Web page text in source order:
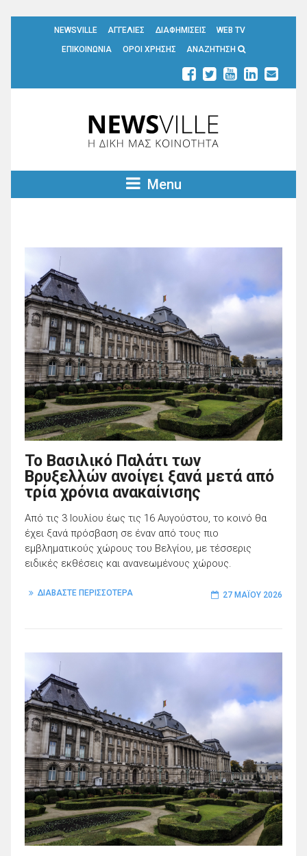
NEWSVILLE ΑΓΓΕΛΙΕΣ ΔΙΑΦΗΜΙΣΕΙΣ
WEB TV
ΕΠΙΚΟΙΝΩΝΙΑ
ΟΡΟΙ ΧΡΗΣΗΣ ΑΝΑΖΗΤΗΣΗ
Menu
Το Βασιλικό Παλάτι των
Βρυξελλών ανοίγει ξανά μετά από
τρία χρόνια ανακαίνισης
Από τις 3 Ιουλίου έως τις 16 Αυγούστου, το κοινό θα
έχει ξανά πρόσβαση σε έναν από τους πιο
εμβληματικούς χώρους του Βελγίου, με τέσσερις
ειδικές εκθέσεις και ανανεωμένους χώρους.
ΔΙΑΒΑΣΤΕ ΠΕΡΙΣΣΟΤΕΡΑ 27 ΜΑΪ́ΟΥ 2026